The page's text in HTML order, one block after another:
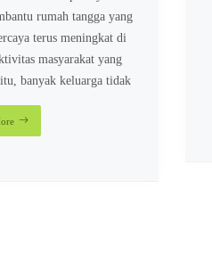
rumah tangga yang
terus meningkat di
masyarakat yang
banyak keluarga tidak